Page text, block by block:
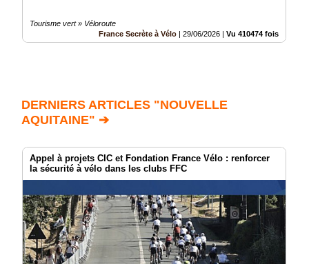
Tourisme vert » Véloroute
France Secrète à Vélo | 29/06/2026 | Vu 410474 fois
DERNIERS ARTICLES "NOUVELLE
AQUITAINE" ➔
Appel à projets CIC et Fondation France Vélo : renforcer
la sécurité à vélo dans les clubs FFC